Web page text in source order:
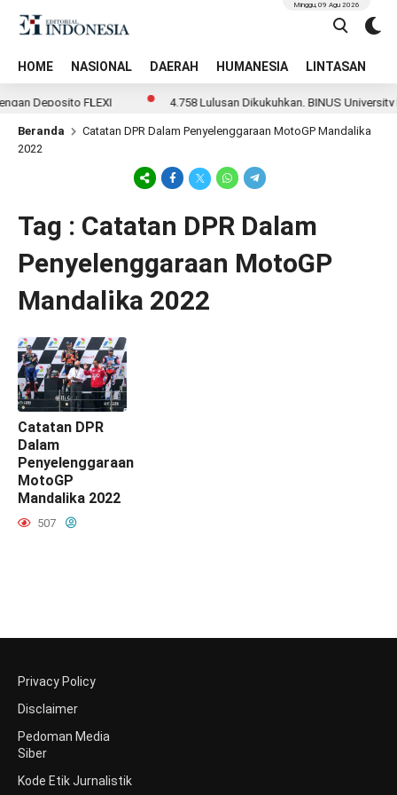
HOME NASIONAL DAERAH HUMANESIA LINTASAN
Minggu, 09 Agu 2026
Deposito FLEXI 4.758 Lulusan Dikukuhkan, BINUS
Beranda
Catatan DPR Dalam Penyelenggaraan MotoGP Mandalika
2022
Tag : Catatan DPR Dalam
Penyelenggaraan MotoGP
Mandalika 2022
Catatan DPR
Dalam
Penyelenggaraan
MotoGP
Mandalika 2022
507
Privacy Policy
Disclaimer
Pedoman Media
Siber
Kode Etik Jurnalistik